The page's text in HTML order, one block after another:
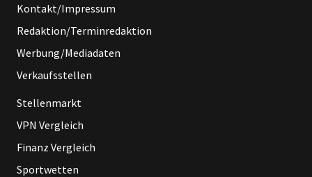
Kontakt/Impressum
Redaktion/Terminredaktion
Werbung/Mediadaten
Verkaufsstellen
Stellenmarkt
VPN Vergleich
Finanz Vergleich
Sportwetten